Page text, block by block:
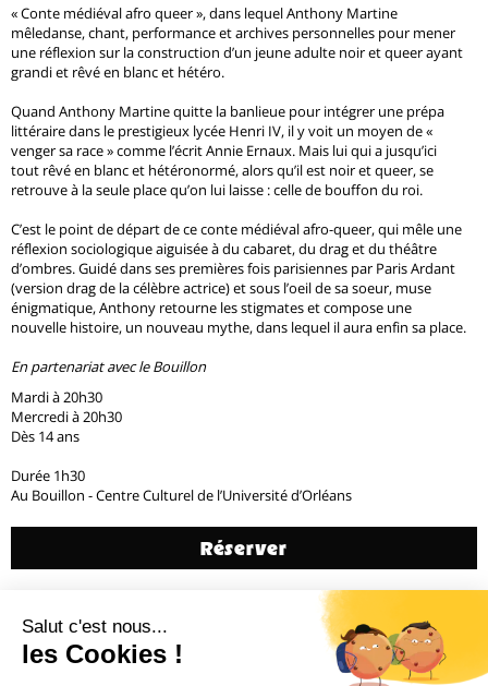
« Conte médiéval afro queer », dans lequel Anthony Martine
mêledanse, chant, performance et archives personnelles pour mener
une réflexion sur la construction d’un jeune adulte noir et queer ayant
grandi et rêvé en blanc et hétéro.
Quand Anthony Martine quitte la banlieue pour intégrer une prépa
littéraire dans le prestigieux lycée Henri IV, il y voit un moyen de «
venger sa race » comme l’écrit Annie Ernaux. Mais lui qui a jusqu’ici
tout rêvé en blanc et hétéronormé, alors qu’il est noir et queer, se
retrouve à la seule place qu’on lui laisse : celle de bouffon du roi.
C’est le point de départ de ce conte médiéval afro-queer, qui mêle une
réflexion sociologique aiguisée à du cabaret, du drag et du théâtre
d’ombres. Guidé dans ses premières fois parisiennes par Paris Ardant
(version drag de la célèbre actrice) et sous l’oeil de sa soeur, muse
énigmatique, Anthony retourne les stigmates et compose une
nouvelle histoire, un nouveau mythe, dans lequel il aura enfin sa place.
En partenariat avec le Bouillon
Mardi à 20h30
Mercredi à 20h30
Dès 14 ans
Durée 1h30
Au Bouillon - Centre Culturel de l’Université d’Orléans
Réserver
Générique
Précédent Suivant